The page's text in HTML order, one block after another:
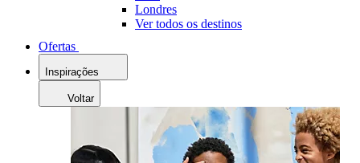
Londres
Ver todos os destinos
Ofertas
Inspirações
Voltar